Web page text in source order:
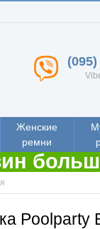
Женские
ремни
Poolparty